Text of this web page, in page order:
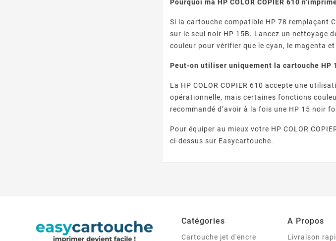
Pourquoi ma HP COLOR COPIER 610
Si la cartouche compatible HP 78 remplaçant
sur le seul noir HP 15B. Lancez un nettoyage
couleur pour vérifier que le cyan, le magenta
Peut-on utiliser uniquement la cartouche HP
La HP COLOR COPIER 610 accepte une
opérationnelle, mais certaines fonctions
recommandé d’avoir à la fois une HP 15 noir
Pour équiper au mieux votre HP COLOR
ci-dessus sur Easycartouche.
Catégories
Cartouche jet d'encre
A Propos
Livraison